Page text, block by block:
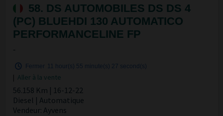
58. DS AUTOMOBILES DS DS 4
(PC) BLUEHDI 130 AUTOMATICO
PERFORMANCELINE FP
-
Fermer 11 hour(s) 55 minute(s) 27 second(s)
| Aller à la vente
56.158 Km | 16-12-22
Diesel | Automatique
Vendeur: Ayvens